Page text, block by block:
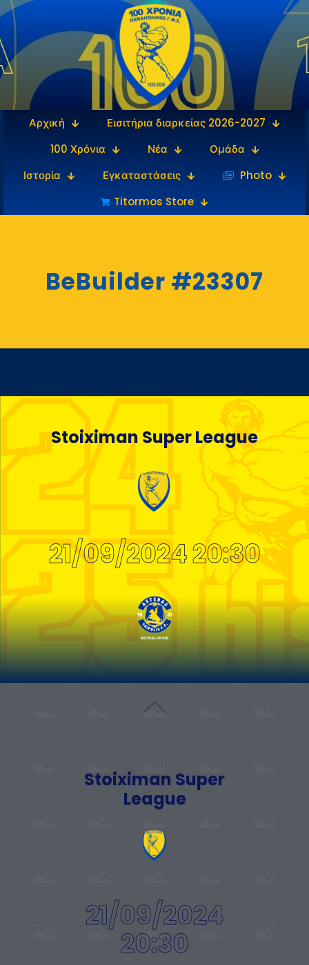
Αρχική
Εισιτήρια διαρκείας 2026-2027
100 Χρόνια
Νέα
Ομάδα
Ιστορία
Εγκαταστάσεις
‎‏‏‎ ‎Photo
Titormos Store
BeBuilder #23307
Stoiximan Super League
21/09/2024 20:30
Stoiximan Super
League
21/09/2024
20:30